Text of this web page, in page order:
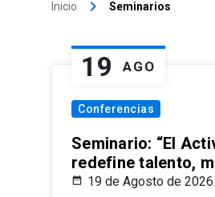
Inicio keyboard_arrow_right Seminarios
19 AGO
Conferencias
Seminario: “El
redefine talento,
19 de Agosto de 2026